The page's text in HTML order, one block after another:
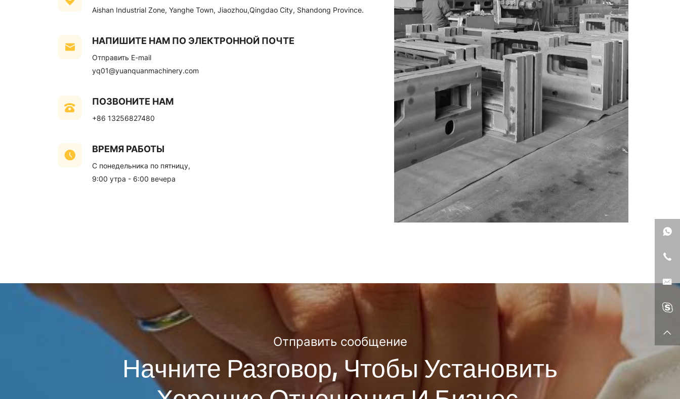
Aishan Industrial Zone, Yanghe Town, Jiaozhou,Qingdao City, Shandong Province.
НАПИШИТЕ НАМ ПО ЭЛЕКТРОННОЙ ПОЧТЕ
Отправить E-mail
yq01@yuanquanmachinery.com
ПОЗВОНИТЕ НАМ
+86 13256827480
ВРЕМЯ РАБОТЫ
С понедельника по пятницу,
9:00 утра - 6:00 вечера
Отправить сообщение
Начните Разговор, Чтобы Установить